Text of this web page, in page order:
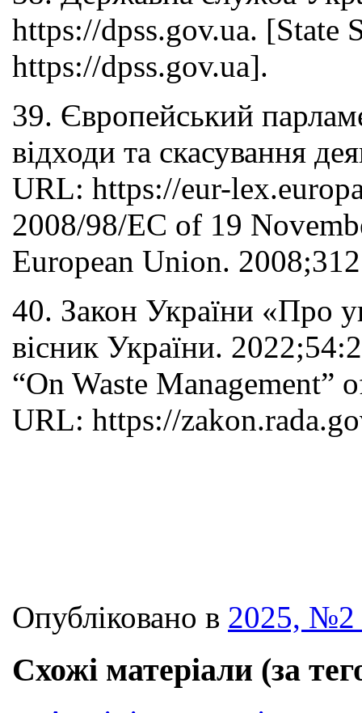
https://dpss.gov.ua. [State
https://dpss.gov.ua].
39. Європейський
відходи та скасування
URL: https://eur-
2008/98/EC of 19
European Union.
40. Закон України «Про
вісник України.
“On Waste
URL: https://
Опубліковано в 2025, №2
Схожі матеріали (за